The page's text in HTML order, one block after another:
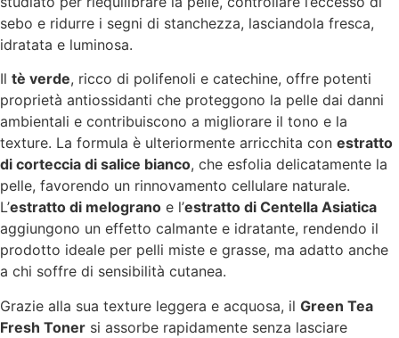
sebo e ridurre i segni di stanchezza, lasciandola fresca,
idratata e luminosa.
Il tè verde, ricco di polifenoli e catechine, offre potenti
proprietà antiossidanti che proteggono la pelle dai danni
ambientali e contribuiscono a migliorare il tono e la
texture. La formula è ulteriormente arricchita con estratto
di corteccia di salice bianco, che esfolia delicatamente la
pelle, favorendo un rinnovamento cellulare naturale.
L’estratto di melograno e l’estratto di Centella Asiatica
aggiungono un effetto calmante e idratante, rendendo il
prodotto ideale per pelli miste e grasse, ma adatto anche
a chi soffre di sensibilità cutanea.
Grazie alla sua texture leggera e acquosa, il Green Tea
Fresh Toner si assorbe rapidamente senza lasciare